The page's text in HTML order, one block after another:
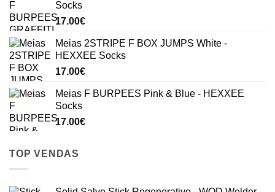
Socks
17.00€
Meias 2STRIPE F BOX JUMPS White -
HEXXEE Socks
17.00€
Meias F BURPEES Pink & Blue - HEXXEE
Socks
17.00€
TOP VENDAS